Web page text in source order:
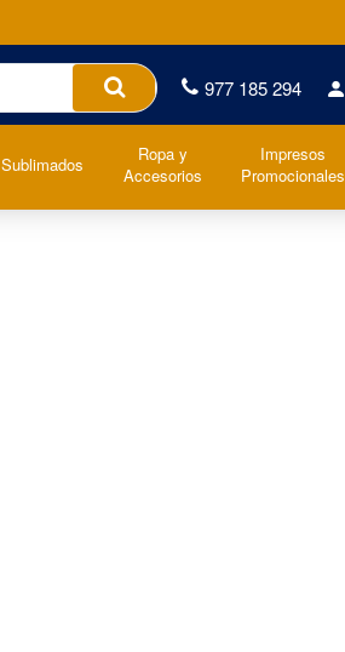
977 185 294
Sublimados
Ropa y
Accesorios
Impresos
Promocionales